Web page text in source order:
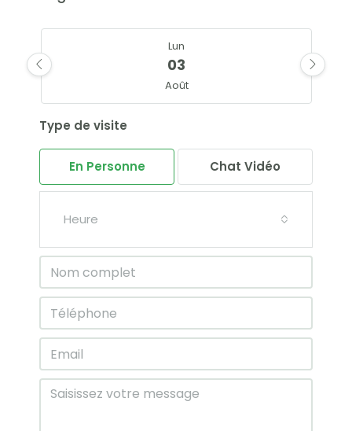
Lun
03
Août
04
Août
Jeu
Août
Ven
07
Type de visite
En Personne Chat Vidéo
Heure